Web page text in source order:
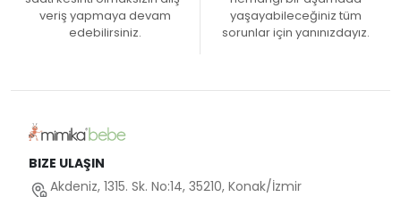
veriş yapmaya devam
edebilirsiniz.
yaşayabileceğiniz tüm
sorunlar için yanınızdayız.
BIZE ULAŞIN
Akdeniz, 1315. Sk. No:14, 35210, Konak/İzmir